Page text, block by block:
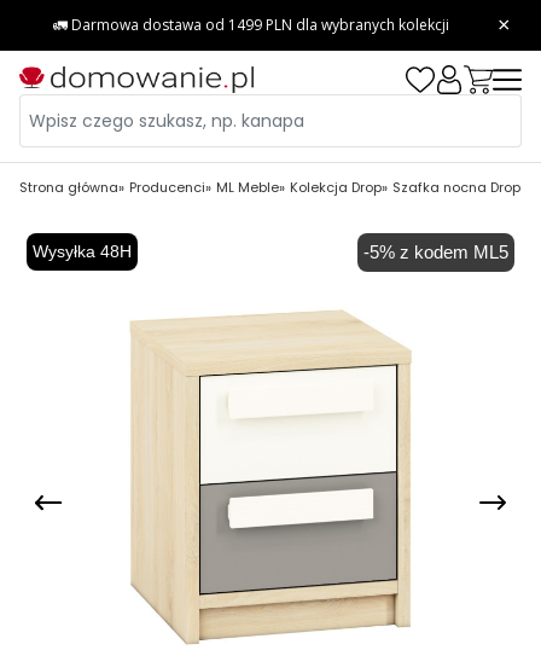
Strona główna Producenci ML Meble Kolekcja Drop Szafka nocna Drop
-5% z kodem ML5
Wysyłka 48H